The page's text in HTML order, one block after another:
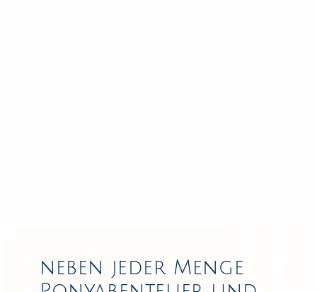
neben jeder Menge